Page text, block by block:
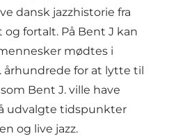
dansk jazzhistorie fra
og fortalt. På Bent J kan
mødtes i
århundrede for at lytte til
Bent J. ville have
udvalgte tidspunkter
og live jazz.